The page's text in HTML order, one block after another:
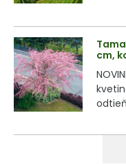
cm,